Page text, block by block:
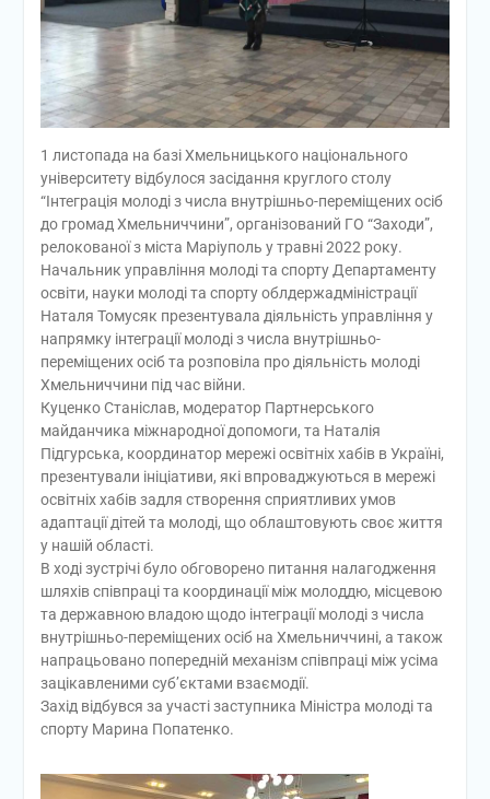
1 листопада на базі Хмельницького національного
університету відбулося засідання круглого столу
“Інтеграція молоді з числа внутрішньо-переміщених осіб
до громад Хмельниччини”, організований ГО “Заходи”,
релокованої з міста Маріуполь у травні 2022 року.
Начальник управління молоді та спорту Департаменту
освіти, науки молоді та спорту облдержадміністрації
Наталя Томусяк презентувала діяльність управління у
напрямку інтеграції молоді з числа внутрішньо-
переміщених осіб та розповіла про діяльність молоді
Хмельниччини під час війни.
Куценко Станіслав, модератор Партнерського
майданчика міжнародної допомоги, та Наталія
Підгурська, координатор мережі освітніх хабів в Україні,
презентували ініціативи, які впроваджуються в мережі
освітніх хабів задля створення сприятливих умов
адаптації дітей та молоді, що облаштовують своє життя
у нашій області.
В ході зустрічі було обговорено питання налагодження
шляхів співпраці та координації між молоддю, місцевою
та державною владою щодо інтеграції молоді з числа
внутрішньо-переміщених осіб на Хмельниччині, а також
напрацьовано попередній механізм співпраці між усіма
зацікавленими суб’єктами взаємодії.
Захід відбувся за участі заступника Міністра молоді та
спорту Марина Попатенко.